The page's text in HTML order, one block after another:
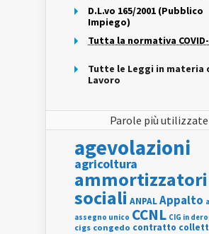
D.L.vo 165/2001 (Pubblico
Impiego)
Tutta la normativa
Tutte le Leggi in materia
Lavoro
Parole più utilizzate
agevolazioni
agricoltura
ammortizzatori
sociali ANPALAppalto
assegno unico CCNL CIG in
cigs congedo contratto